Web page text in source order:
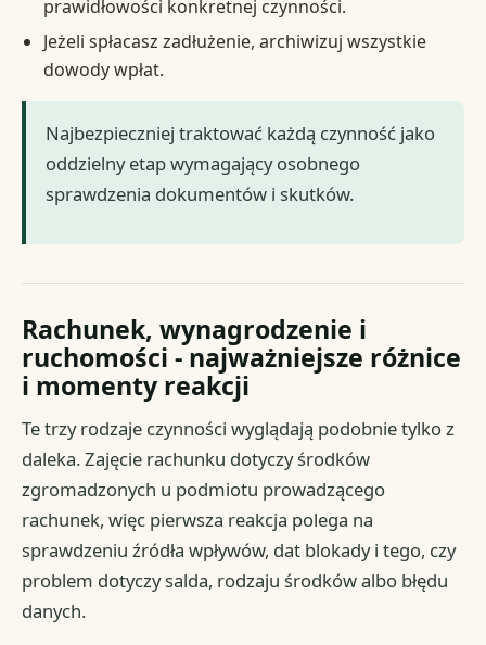
prawidłowości konkretnej czynności.
Jeżeli spłacasz zadłużenie, archiwizuj wszystkie
dowody wpłat.
Najbezpieczniej traktować każdą czynność jako
oddzielny etap wymagający osobnego
sprawdzenia dokumentów i skutków.
Rachunek, wynagrodzenie i
ruchomości - najważniejsze różnice
i momenty reakcji
Te trzy rodzaje czynności wyglądają podobnie tylko z
daleka. Zajęcie rachunku dotyczy środków
zgromadzonych u podmiotu prowadzącego
rachunek, więc pierwsza reakcja polega na
sprawdzeniu źródła wpływów, dat blokady i tego, czy
problem dotyczy salda, rodzaju środków albo błędu
danych.